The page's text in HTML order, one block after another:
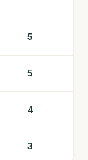
5
5
4
3